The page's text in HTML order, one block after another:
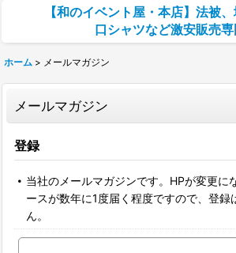
【和のイベント屋・本店】法被
口シャツなど激安販売
ホーム > メールマガジン
メールマガジン
登録
当社のメールマガジンです。HPが変更に
ースが数年に1度届く程度ですので、登録
ん。